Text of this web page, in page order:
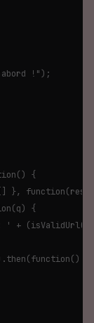
!");
{
},
{
+
{